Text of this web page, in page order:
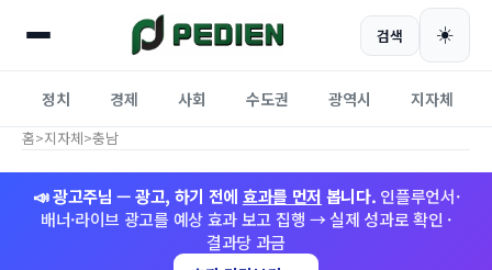
검색 ☀️
정치 경제 사회 수도권 광역시 지자체
홈>지자체>충남
📣 광고주님 — 광고, 하기 전에 효과를 먼저 봅니다. 인플루언서·
배너·라이브 광고를 예상 효과 보고 집행 → 실제 성과로 확인 ·
결과당 과금